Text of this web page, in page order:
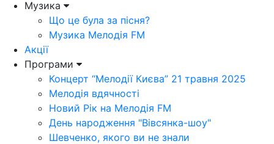
Музика
Що це була за пісня?
Музика Мелодія FM
Акції
Програми
Концерт “Мелодії Києва” 21 травня 2025
Мелодія вдячності
Новий Рік на Мелодія FM
День народження "Вівсянка-шоу"
Шевченко, якого ви не знали